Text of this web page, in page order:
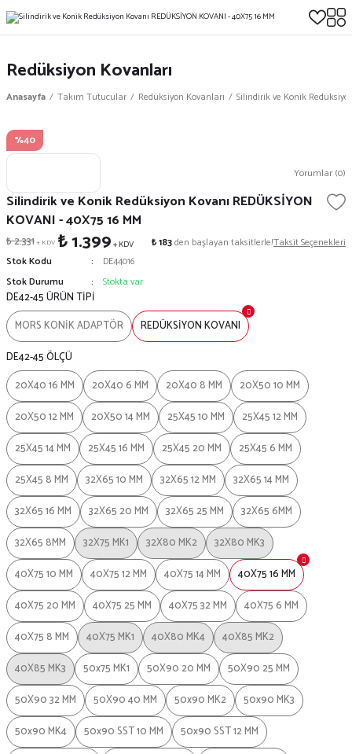
Redüksiyon Kovanları
Anasayfa Takım Tutucular Redüksiyon Kovanları Silindirik ve Konik
%40
Yorumlar (0)
Silindirik ve Konik Redüksiyon Kovanı REDÜKSİYON
KOVANI - 40X75 16 MM
₺ 2.331+ KDV ₺ 1.399+ KDV ₺ 183den başlayan taksitlerle!Taksit Seçenekleri
Stok Kodu
DE44016
Stok Durumu
Stokta var
DE42-45 ÜRÜN TİPİ
MORS KONİK ADAPTÖR
REDÜKSİYON KOVANI
DE42-45 ÖLÇÜ
20X40 16 MM
20X40 6 MM 20X40 8 MM
20X50 10 MM
20X50 12 MM
20X50 14 MM 25X45 10 MM
25X45 12 MM
25X45 14 MM
25X45 16 MM 25X45 20 MM
25X45 6 MM
25X45 8 MM
32X65 10 MM 32X65 12 MM
32X65 14 MM
32X65 16 MM
32X65 20 MM 32X65 25 MM
32X65 6MM
32X65 8MM
32X75 MK1 32X80 MK2
32X80 MK3
40X75 10 MM
40X75 12 MM 40X75 14 MM
40X75 16 MM
40X75 20 MM
40X75 25 MM 40X75 32 MM
40X75 6 MM
40X75 8 MM
40X75 MK1 40X80 MK4
40X85 MK2
40X85 MK3
50x75 MK1 50X90 20 MM
50X90 25 MM
50X90 32 MM
50X90 40 MM 50x90 MK2
50x90 MK3
50x90 MK4
50x90 SST 10 MM
50x90 SST 12 MM